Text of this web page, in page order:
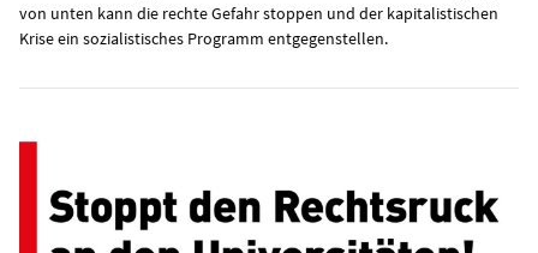
von unten kann die rechte Gefahr stoppen und der kapitalistischen
Krise ein sozialistisches Programm entgegenstellen.